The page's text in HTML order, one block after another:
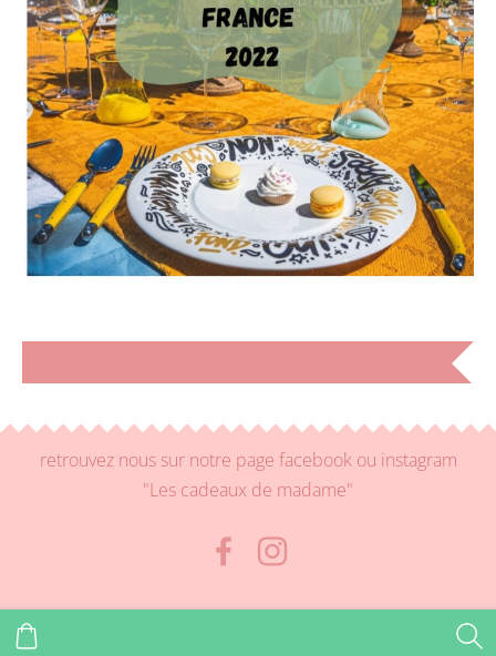
retrouvez nous sur notre page facebook ou instagram
"Les cadeaux de madame"